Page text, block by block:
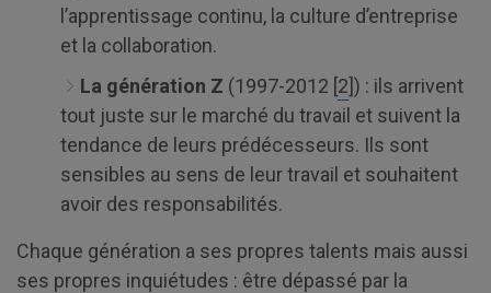
l’apprentissage continu, la culture d’entreprise
et la collaboration.
La génération Z (1997-2012 [2]) : ils arrivent
tout juste sur le marché du travail et suivent la
tendance de leurs prédécesseurs. Ils sont
sensibles au sens de leur travail et souhaitent
avoir des responsabilités.
Chaque génération a ses propres talents mais aussi
ses propres inquiétudes : être dépassé par la